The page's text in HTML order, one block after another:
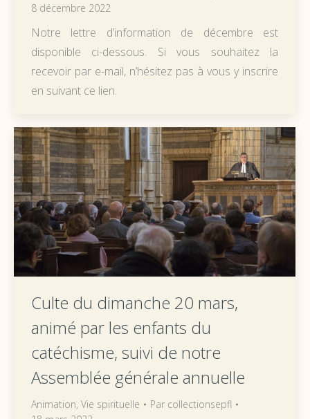
8 décembre 2022
Notre lettre d’information de décembre est
disponible ci-dessous. Si vous souhaitez la
recevoir par e-mail, n’hésitez pas à vous y inscrire
en suivant ce lien.
Culte du dimanche 20 mars,
animé par les enfants du
catéchisme, suivi de notre
Assemblée générale annuelle
Animation, Vie spirituelle Par collectionsepfl